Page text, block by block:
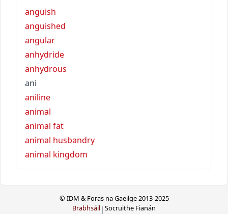
anguish
anguished
angular
anhydride
anhydrous
ani
aniline
animal
animal fat
animal husbandry
animal kingdom
© IDM & Foras na Gaeilge 2013-2025
Brabhsáil | Socruithe Fianán